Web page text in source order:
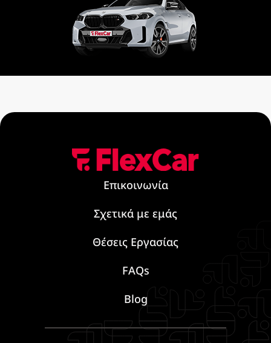
Επικοινωνία
Σχετικά με εμάς
Θέσεις Εργασίας
FAQs
Blog